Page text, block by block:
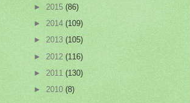
► 2015 (86)
► 2014 (109)
► 2013 (105)
► 2012 (116)
► 2011 (130)
► 2010 (8)